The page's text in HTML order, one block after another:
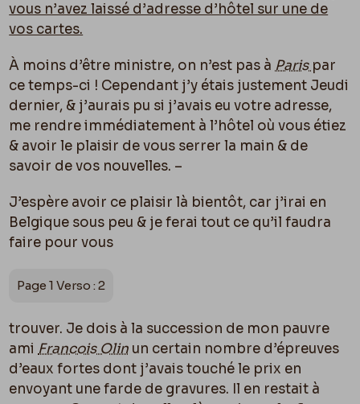
vous n’avez laissé d’adresse d’hôtel sur une de
vos cartes.
À moins d’être ministre, on n’est pas àParispar
ce temps-ci ! Cependant j’y étais justement Jeudi
dernier, & j’aurais pu si j’avais eu votre adresse,
me rendre immédiatement à l’hôtel où vous étiez
& avoir le plaisir de vous serrer la main & de
savoir de vos nouvelles. –
J’espère avoir ce plaisir là bientôt, car j’irai en
Belgique sous peu & je ferai tout ce qu’il faudra
faire pour vous
Page 1 Verso : 2
trouver. Je dois à la succession de mon pauvre
amiFrancois Olin un certain nombre d’épreuves
d’eaux fortes dont j’avais touché le prix en
envoyant une farde de gravures. Il en restait à